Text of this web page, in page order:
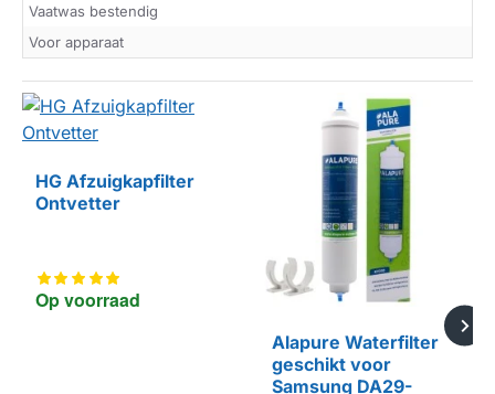
Vaatwas bestendig
Voor apparaat
Op voorraad
HG Afzuigkapfilter
Ontvetter
Alapure Waterfilter
geschikt voor
Samsung DA29-